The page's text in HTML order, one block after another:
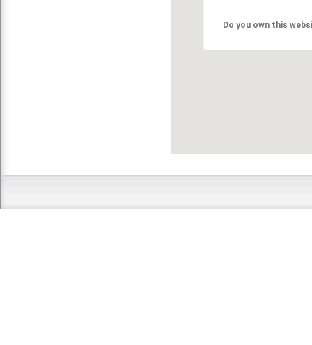
Do you own this